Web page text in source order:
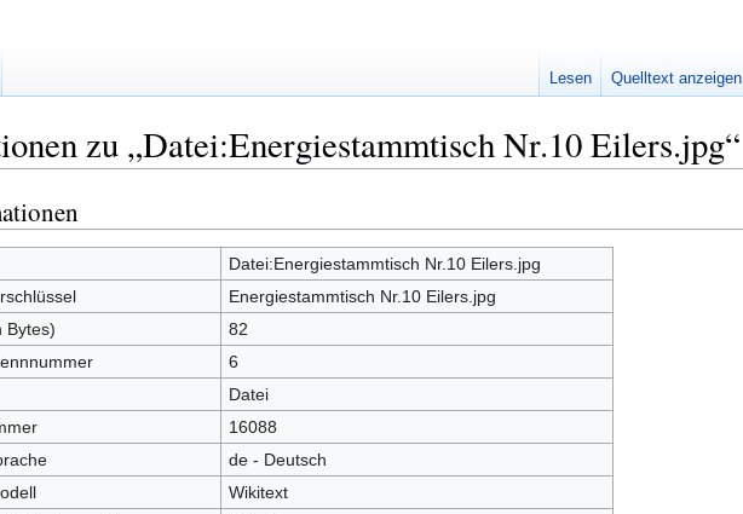
zu „Datei:Energiestammtisch Nr.10 Eilers.jpg“
Datei:Energiestammtisch Nr.10 Eilers.jpg
Energiestammtisch Nr.10 Eilers.jpg
Bytes)
82
6
Datei
16088
de - Deutsch
Wikitext
Lesen Quelltext anzeigen